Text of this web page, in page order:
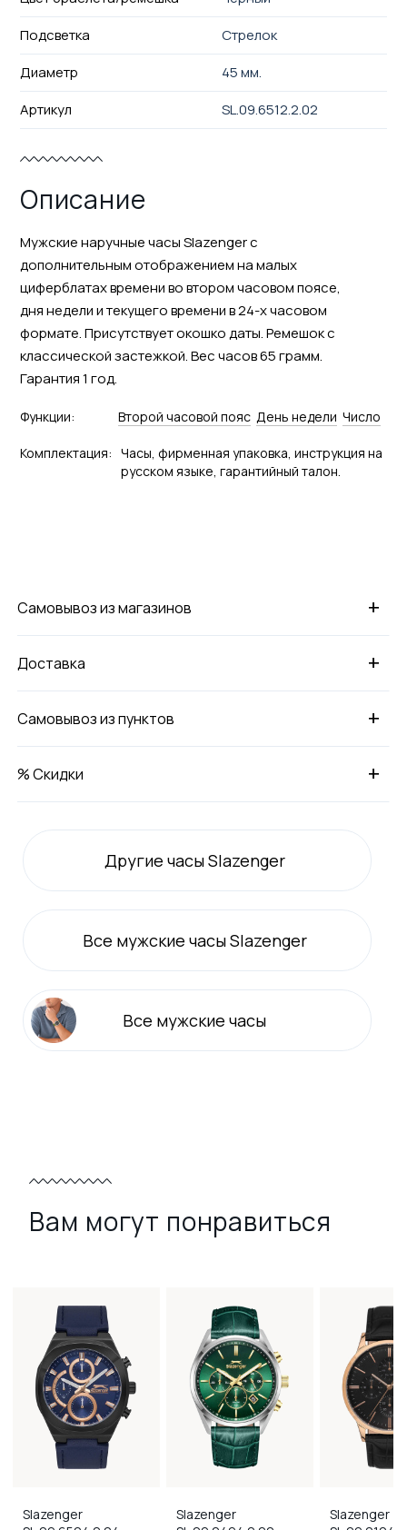
Подсветка
Стрелок
Диаметр
45 мм.
Артикул
SL.09.6512.2.02
Описание
Мужские наручные часы Slazenger с
дополнительным отображением на малых
циферблатах времени во втором часовом поясе,
дня недели и текущего времени в 24-х часовом
формате. Присутствует окошко даты. Ремешок с
классической застежкой. Вес часов 65 грамм.
Гарантия 1 год.
Функции: Второй часовой пояс День недели Число
Комплектация: Часы, фирменная упаковка, инструкция на
русском языке, гарантийный талон.
+
Самовывоз из магазинов
+
Доставка
+
Самовывоз из пунктов
+
% Скидки
Другие часы Slazenger
Все мужские часы Slazenger
Все мужские часы
Вам могут понравиться
Slazenger
Slazenger
Slazenger